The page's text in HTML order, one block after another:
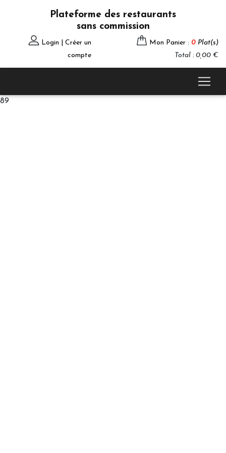
Plateforme des restaurants
sans commission
Login | Créer un
compte
Mon Panier : 0 Plat(s)
Total : 0,00 €
89